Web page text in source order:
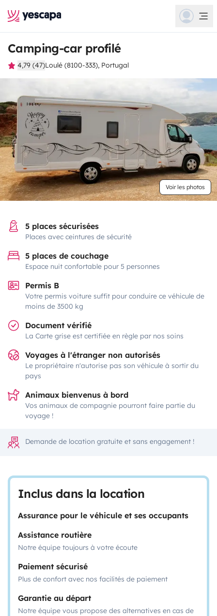
Camping-car profilé
4,79 (47)Loulé (8100-333), Portugal
Voir les photos
5 places sécurisées
Places avec ceintures de sécurité
5 places de couchage
Espace nuit confortable pour 5 personnes
Permis B
Votre permis voiture suffit pour conduire ce véhicule de
moins de 3500 kg
Document vérifié
La Carte grise est certifiée en règle par nos soins
Voyages à l'étranger non autorisés
Le propriétaire n'autorise pas son véhicule à sortir du
pays
Animaux bienvenus à bord
Vos animaux de compagnie pourront faire partie du
voyage !
Demande de location gratuite et sans engagement !
Inclus dans la location
Assurance pour le véhicule et ses occupants
Assistance routière
Notre équipe toujours à votre écoute
Paiement sécurisé
Plus de confort avec nos facilités de paiement
Garantie au départ
Notre équipe vous propose des alternatives en cas de